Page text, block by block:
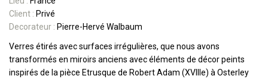
Client : Privé
Decorateur : Pierre-Hervé Walbaum
Verres étirés avec surfaces irrégulières, que nous avons
transformés en miroirs anciens avec éléments de décor peints
inspirés de la pièce Etrusque de Robert Adam (XVIIIe) à Osterley